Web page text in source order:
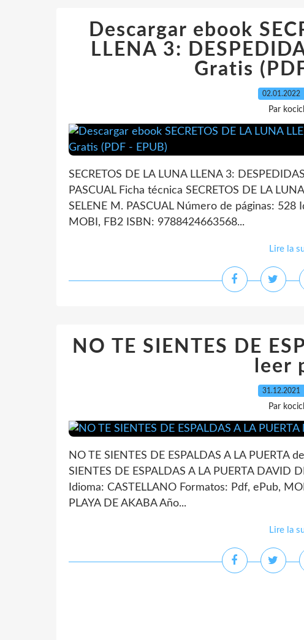
Descargar ebook
LLENA 3:
Gratis
02.01.2022
Par
SECRETOS DE LA LUNA LLENA 3:
PASCUAL Ficha técnica SECRETOS DE LA
SELENE M. PASCUAL Número de páginas: 528
MOBI, FB2 ISBN: 9788424663568...
Lire la
NO TE SIENTES DE
leer
31.12.2021
Par
NO TE SIENTES DE ESPALDAS A LA PUERTA
SIENTES DE ESPALDAS A LA PUERTA DAVID
Idioma: CASTELLANO Formatos: Pdf, ePub,
PLAYA DE AKABA Año...
Lire la